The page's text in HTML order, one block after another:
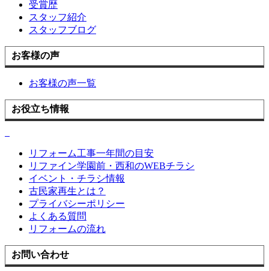
受賞歴
スタッフ紹介
スタッフブログ
お客様の声
お客様の声一覧
お役立ち情報
リフォーム工事一年間の目安
リファイン学園前・西和のWEBチラシ
イベント・チラシ情報
古民家再生とは？
プライバシーポリシー
よくある質問
リフォームの流れ
お問い合わせ